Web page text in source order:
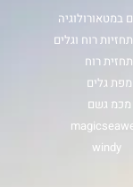
במטאורולוגיה
רוח וגלים
תחזית רוח
מפת גלים
מכמ גשם
windy